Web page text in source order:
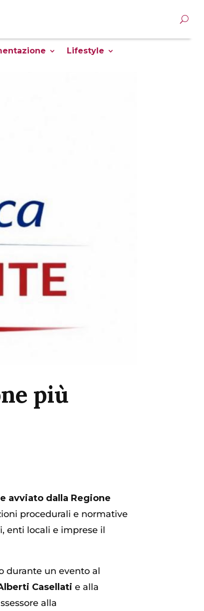
Lifestyle
più
avviato dalla Regione
procedurali e normative
enti locali e imprese il
durante un evento al
Casellatie alla
alla